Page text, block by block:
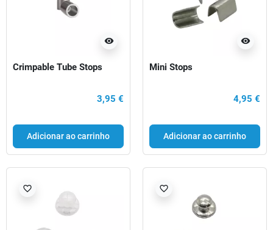
visibility
Crimpable Tube Stops
3,95 €
Adicionar ao carrinho
visibility
Mini Stops
4,95 €
Adicionar ao carrinho
favorite_border favorite_border